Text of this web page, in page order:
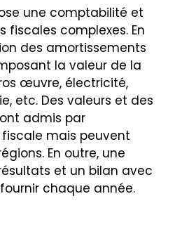
une comptabilité et
fiscales complexes. En
des amortissements
la valeur de la
œuvre, électricité,
etc. Des valeurs et des
admis par
mais peuvent
En outre, une
et un bilan avec
chaque année.